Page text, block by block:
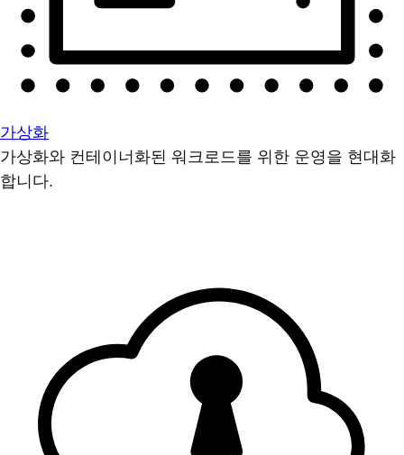
가상화
가상화와 컨테이너화된 워크로드를 위한 운영을 현대화
합니다.